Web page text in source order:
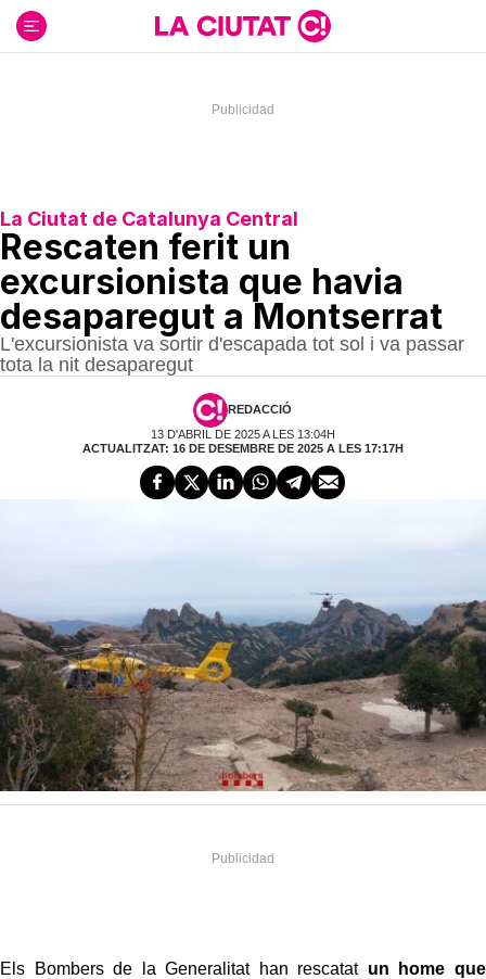
contenido
La Ciutat de Catalunya Central
Rescaten ferit un
excursionista que havia
desaparegut a Montserrat
L'excursionista va sortir d'escapada tot sol i va passar
tota la nit desaparegut
REDACCIÓ
13 D'ABRIL DE 2025 A LES 13:04H
ACTUALITZAT: 16 DE DESEMBRE DE 2025 A LES 17:17H
Els Bombers de la Generalitat han rescatat un home que